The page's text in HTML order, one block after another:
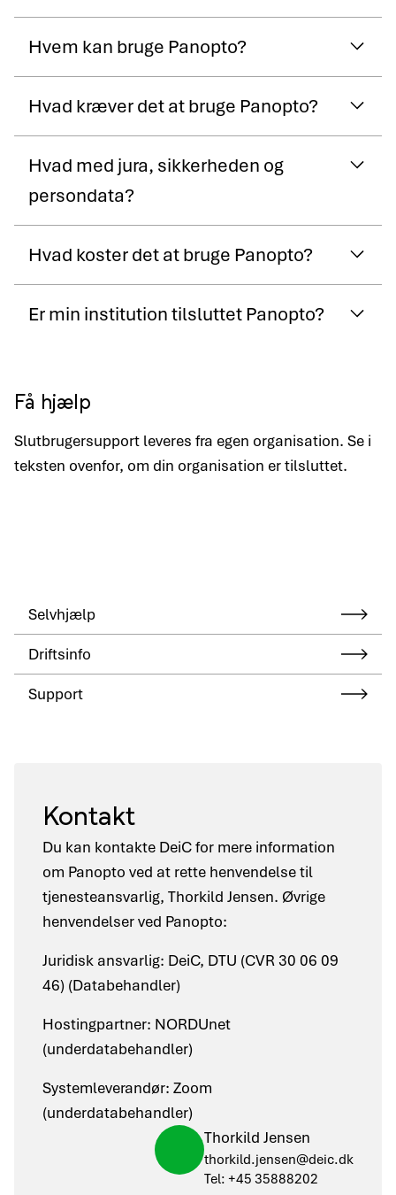
Hvem kan bruge Panopto?
Hvad kræver det at bruge Panopto?
Hvad med jura, sikkerheden og
persondata?
Hvad koster det at bruge Panopto?
Er min institution tilsluttet Panopto?
Få hjælp
Slutbrugersupport leveres fra egen organisation. Se i
teksten ovenfor, om din organisation er tilsluttet.
Selvhjælp
Driftsinfo
Support
Kontakt
Du kan kontakte DeiC for mere information
om Panopto ved at rette henvendelse til
tjenesteansvarlig, Thorkild Jensen. Øvrige
henvendelser ved Panopto:
Juridisk ansvarlig: DeiC, DTU (CVR 30 06 09
46) (Databehandler)
Hostingpartner: NORDUnet
(underdatabehandler)
Systemleverandør: Zoom
(underdatabehandler)
Thorkild Jensen
thorkild.jensen@deic.dk
Tel: +45 35888202